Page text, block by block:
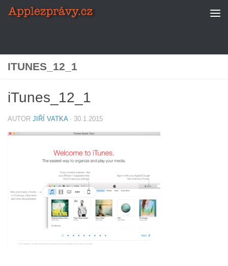
Skip to content
ITUNES_12_1
iTunes_12_1
AUTOR JIŘÍ VATKA · 30.1.2015